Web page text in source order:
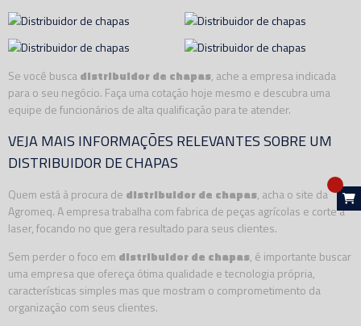
Se você buscadistribuidor de chapas, ache a empresa indicada
para o seu negócio. Faça uma cotação hoje mesmo e descubra uma
equipe de funcionários de alta qualificação para te atender.
VEJA MAIS INFORMAÇÕES RELEVANTES SOBRE UM
DISTRIBUIDOR DE CHAPAS
Quem está à procura de distribuidor de chapas, acha o site da
Agromeq. A empresa trabalha com fabrica de peças agrícolas e corte a
laser, focando no que gera resultado para seus clientes.
Sem perder o foco em distribuidor de chapas, é importante buscar
uma empresa que ofereça ótima qualidade e tecnologia própria,
características simples mas que mostram o comprometimento da
organização com seus clientes.